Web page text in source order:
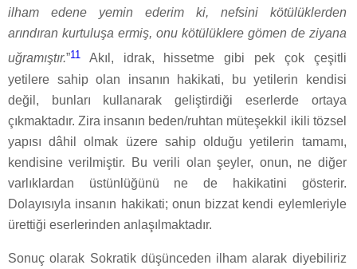
ilham edene yemin ederim ki, nefsini kötülüklerden
arındıran kurtuluşa ermiş, onu kötülüklere gömen de ziyana
uğramıştır.”11
Akıl, idrak, hissetme gibi pek çok çeşitli
yetilere sahip olan insanın hakikati, bu yetilerin kendisi
değil, bunları kullanarak geliştirdiği eserlerde ortaya
çıkmaktadır. Zira insanın beden/ruhtan müteşekkil ikili tözsel
yapısı dâhil olmak üzere sahip olduğu yetilerin tamamı,
kendisine verilmiştir. Bu verili olan şeyler, onun, ne diğer
varlıklardan üstünlüğünü ne de hakikatini gösterir.
Dolayısıyla insanın hakikati; onun bizzat kendi eylemleriyle
ürettiği eserlerinden anlaşılmaktadır.
Sonuç olarak Sokratik düşünceden ilham alarak diyebiliriz